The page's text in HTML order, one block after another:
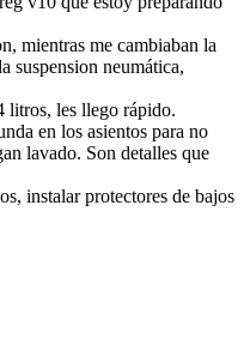
mientras me cambiaban la
suspension neumática,
litros, les llego rápido.
en los asientos para no
lavado. Son detalles que
instalar protectores de bajos